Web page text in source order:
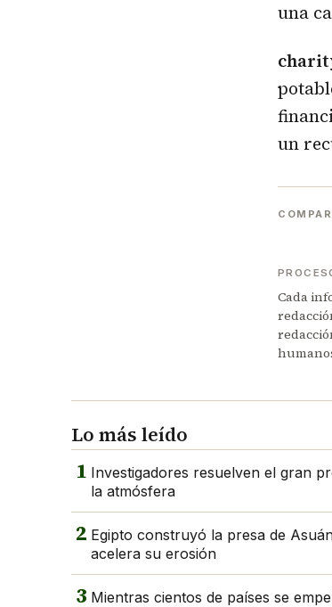
una
un
Cada
Lo más leído
1 Investigadores resuelven el gran
la atmósfera
2 Egipto construyó la presa de
acelera su erosión
3 Mientras cientos de países se